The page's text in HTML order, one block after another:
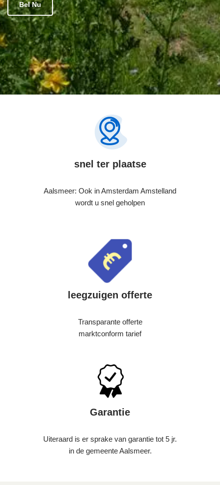
Bel Nu
snel ter plaatse
Aalsmeer: Ook in Amsterdam Amstelland
wordt u snel geholpen
leegzuigen offerte
Transparante offerte
marktconform tarief
Garantie
Uiteraard is er sprake van garantie tot 5 jr.
in de gemeente Aalsmeer.